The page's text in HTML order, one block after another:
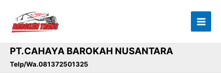
konten
PT.CAHAYA BAROKAH NUSANTARA
Telp/Wa.081372501325